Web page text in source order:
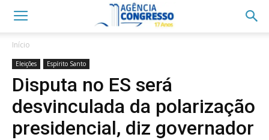
Início
Eleições Espírito Santo
Disputa no ES será
desvinculada da polarização
presidencial, diz governador